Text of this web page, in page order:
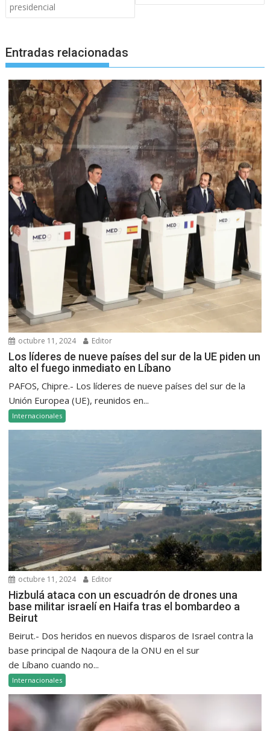
presidencial
Entradas relacionadas
octubre 11, 2024 Editor
Los líderes de nueve países del sur de la UE piden un
alto el fuego inmediato en Líbano
PAFOS, Chipre.- Los líderes de nueve países del sur de la
Unión Europea (UE), reunidos en...
Internacionales
octubre 11, 2024 Editor
Hizbulá ataca con un escuadrón de drones una
base militar israelí en Haifa tras el bombardeo a
Beirut
Beirut.- Dos heridos en nuevos disparos de Israel contra la
base principal de Naqoura de la ONU en el sur
de Líbano cuando no...
Internacionales